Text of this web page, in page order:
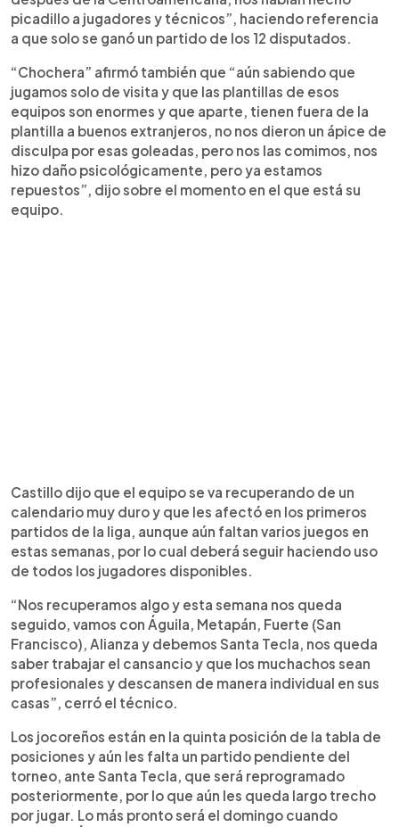
picadillo a jugadores y técnicos”, haciendo referencia
a que solo se ganó un partido de los 12 disputados.
“Chochera” afirmó también que “aún sabiendo que
jugamos solo de visita y que las plantillas de esos
equipos son enormes y que aparte, tienen fuera de la
plantilla a buenos extranjeros, no nos dieron un ápice de
disculpa por esas goleadas, pero nos las comimos, nos
hizo daño psicológicamente, pero ya estamos
repuestos”, dijo sobre el momento en el que está su
equipo.
Castillo dijo que el equipo se va recuperando de un
calendario muy duro y que les afectó en los primeros
partidos de la liga, aunque aún faltan varios juegos en
estas semanas, por lo cual deberá seguir haciendo uso
de todos los jugadores disponibles.
“Nos recuperamos algo y esta semana nos queda
seguido, vamos con Águila, Metapán, Fuerte (San
Francisco), Alianza y debemos Santa Tecla, nos queda
saber trabajar el cansancio y que los muchachos sean
profesionales y descansen de manera individual en sus
casas”, cerró el técnico.
Los jocoreños están en la quinta posición de la tabla de
posiciones y aún les falta un partido pendiente del
torneo, ante Santa Tecla, que será reprogramado
posteriormente, por lo que aún les queda largo trecho
por jugar. Lo más pronto será el domingo cuando